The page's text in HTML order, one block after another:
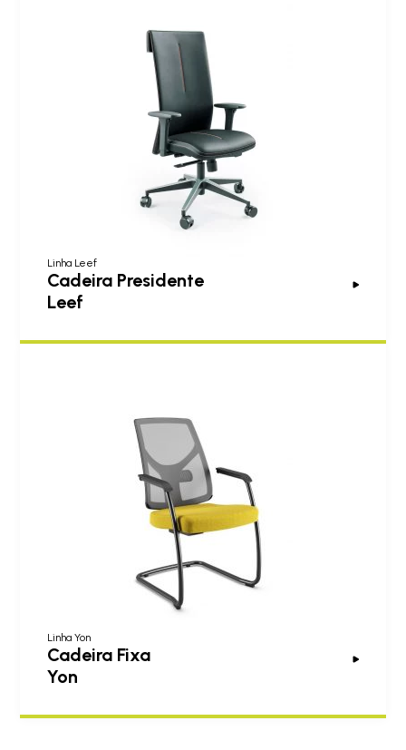
Linha Leef
Cadeira Presidente
Leef
Linha Yon
Cadeira Fixa
Yon